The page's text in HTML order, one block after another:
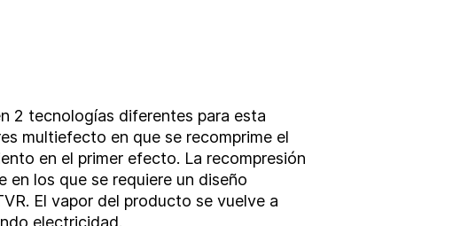
2 tecnologías diferentes para esta
multiefecto en que se recomprime el
en el primer efecto. La recompresión
en los que se requiere un diseño
El vapor del producto se vuelve a
electricidad.